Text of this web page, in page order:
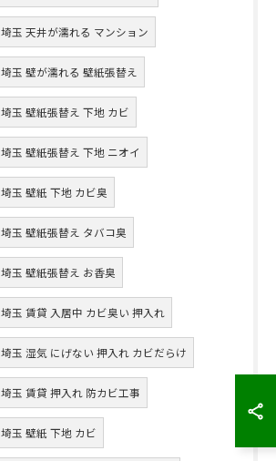
埼玉 天井が濡れる マンション
埼玉 壁が濡れる 壁紙張替え
埼玉 壁紙張替え 下地 カビ
埼玉 壁紙張替え 下地 ニオイ
埼玉 壁紙 下地 カビ臭
埼玉 壁紙張替え タバコ臭
埼玉 壁紙張替え お香臭
埼玉 賃貸 入居中 カビ臭い 押入れ
埼玉 湿気 にげない 押入れ カビだらけ
埼玉 賃貸 押入れ 防カビ工事
埼玉 壁紙 下地 カビ